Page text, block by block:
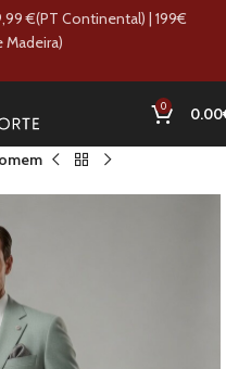
0 0.00
€(PT Continental) | 199€
Madeira)